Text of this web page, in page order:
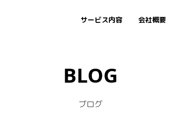
サービス内容 会社概要
BLOG
ブログ